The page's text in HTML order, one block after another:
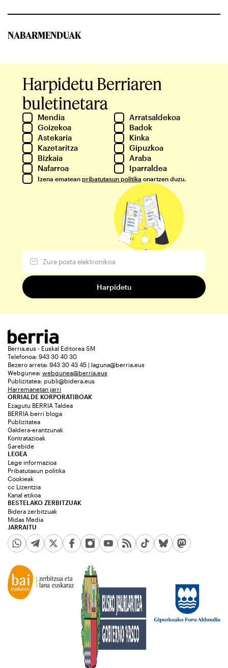
NABARMENDUAK
Harpidetu Berriaren
buletinetara
Mendia
Arratsaldekoa
Goizekoa
Badok
Astekaria
Kinka
Kazetaritza
Gipuzkoa
Bizkaia
Araba
Nafarroa
Iparraldea
Izena ematean pribatutasun politika onartzen duzu.
Berria.eus - Euskal Editorea SM
Telefonoa: 943 30 40 30
Bezero arreta: 943 30 43 45 | laguna@berria.eus
Webgunea: webgunea@berria.eus
Publizitatea: publi@bidera.eus
Harremanetan jarri
ORRIALDE KORPORATIBOAK
Ezagutu BERRIA Taldea
BERRIA berri bloga
Publizitatea
Galdera-erantzunak
Kontratazioak
Sarebide
JARRAITU
LEGEA
Lege informazioa
Pribatutasun politika
Cookieak
cc Lizentzia
Kanal etikoa
BESTELAKO ZERBITZUAK
Bidera zerbitzuak
Midas Media